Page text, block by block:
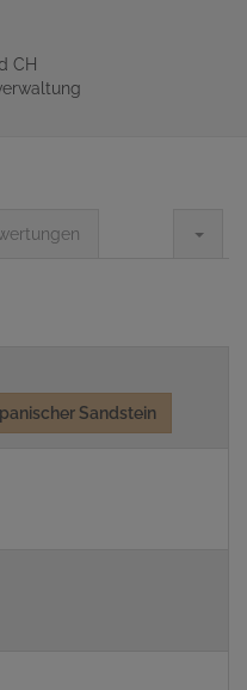
CH
Sandstein